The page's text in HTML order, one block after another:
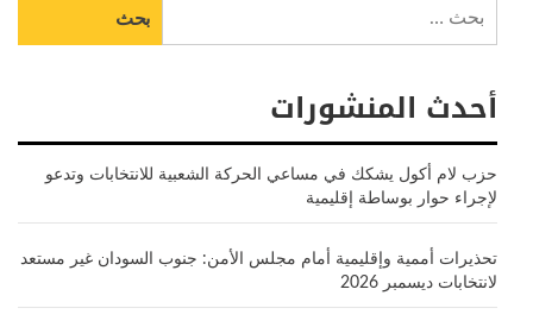
عن:
أحدث المنشورات
حزب لام أكول يشكك في مساعي الحركة الشعبية للانتخابات وتدعو
لإجراء حوار بوساطة إقليمية
تحذيرات أممية وإقليمية أمام مجلس الأمن: جنوب السودان غير مستعد
لانتخابات ديسمبر 2026